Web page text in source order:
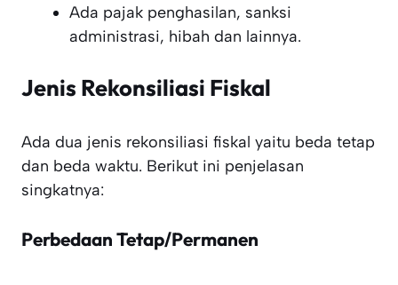
Ada pajak penghasilan, sanksi
administrasi, hibah dan lainnya.
Jenis Rekonsiliasi Fiskal
Ada dua jenis rekonsiliasi fiskal yaitu beda tetap
dan beda waktu. Berikut ini penjelasan
singkatnya:
Perbedaan Tetap/Permanen